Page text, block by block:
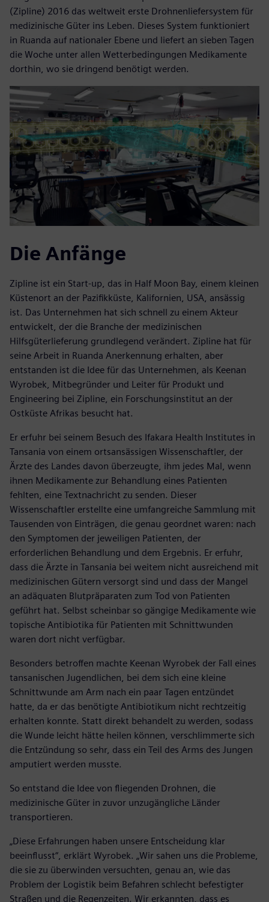
(Zipline) 2016 das weltweit erste Drohnenliefersystem für
medizinische Güter ins Leben. Dieses System funktioniert
in Ruanda auf nationaler Ebene und liefert an sieben Tagen
die Woche unter allen Wetterbedingungen Medikamente
dorthin, wo sie dringend benötigt werden.
Die Anfänge
Zipline ist ein Start-up, das in Half Moon Bay, einem kleinen
Küstenort an der Pazifikküste, Kalifornien, USA, ansässig
ist. Das Unternehmen hat sich schnell zu einem Akteur
entwickelt, der die Branche der medizinischen
Hilfsgüterlieferung grundlegend verändert. Zipline hat für
seine Arbeit in Ruanda Anerkennung erhalten, aber
entstanden ist die Idee für das Unternehmen, als Keenan
Wyrobek, Mitbegründer und Leiter für Produkt und
Engineering bei Zipline, ein Forschungsinstitut an der
Ostküste Afrikas besucht hat.
Er erfuhr bei seinem Besuch des Ifakara Health Institutes in
Tansania von einem ortsansässigen Wissenschaftler, der
Ärzte des Landes davon überzeugte, ihm jedes Mal, wenn
ihnen Medikamente zur Behandlung eines Patienten
fehlten, eine Textnachricht zu senden. Dieser
Wissenschaftler erstellte eine umfangreiche Sammlung mit
Tausenden von Einträgen, die genau geordnet waren: nach
den Symptomen der jeweiligen Patienten, der
erforderlichen Behandlung und dem Ergebnis. Er erfuhr,
dass die Ärzte in Tansania bei weitem nicht ausreichend mit
medizinischen Gütern versorgt sind und dass der Mangel
an adäquaten Blutpräparaten zum Tod von Patienten
geführt hat. Selbst scheinbar so gängige Medikamente wie
topische Antibiotika für Patienten mit Schnittwunden
waren dort nicht verfügbar.
Besonders betroffen machte Keenan Wyrobek der Fall eines
tansanischen Jugendlichen, bei dem sich eine kleine
Schnittwunde am Arm nach ein paar Tagen entzündet
hatte, da er das benötigte Antibiotikum nicht rechtzeitig
erhalten konnte. Statt direkt behandelt zu werden, sodass
die Wunde leicht hätte heilen können, verschlimmerte sich
die Entzündung so sehr, dass ein Teil des Arms des Jungen
amputiert werden musste.
So entstand die Idee von fliegenden Drohnen, die
medizinische Güter in zuvor unzugängliche Länder
transportieren.
„Diese Erfahrungen haben unsere Entscheidung klar
beeinflusst“, erklärt Wyrobek. „Wir sahen uns die Probleme,
die sie zu überwinden versuchten, genau an, wie das
Problem der Logistik beim Befahren schlecht befestigter
Straßen und die Regenzeiten. Wir erkannten, dass es